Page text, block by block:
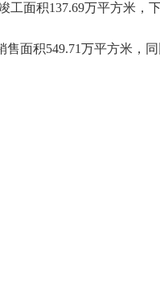
工面积137.69万平方米，下
售面积549.71万平方米，